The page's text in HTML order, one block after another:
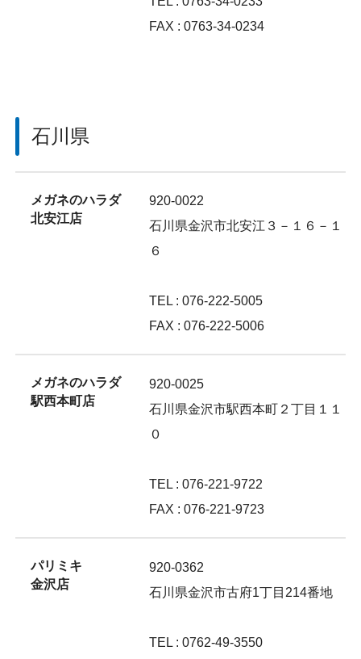
FAX : 0763-34-0234
石川県
メガネのハラダ
北安江店
920-0022
石川県金沢市北安江３－１６－１
６
TEL : 076-222-5005
FAX : 076-222-5006
メガネのハラダ
駅西本町店
920-0025
石川県金沢市駅西本町２丁目１１
０
TEL : 076-221-9722
FAX : 076-221-9723
パリミキ
金沢店
920-0362
石川県金沢市古府1丁目214番地
TEL : 0762-49-3550